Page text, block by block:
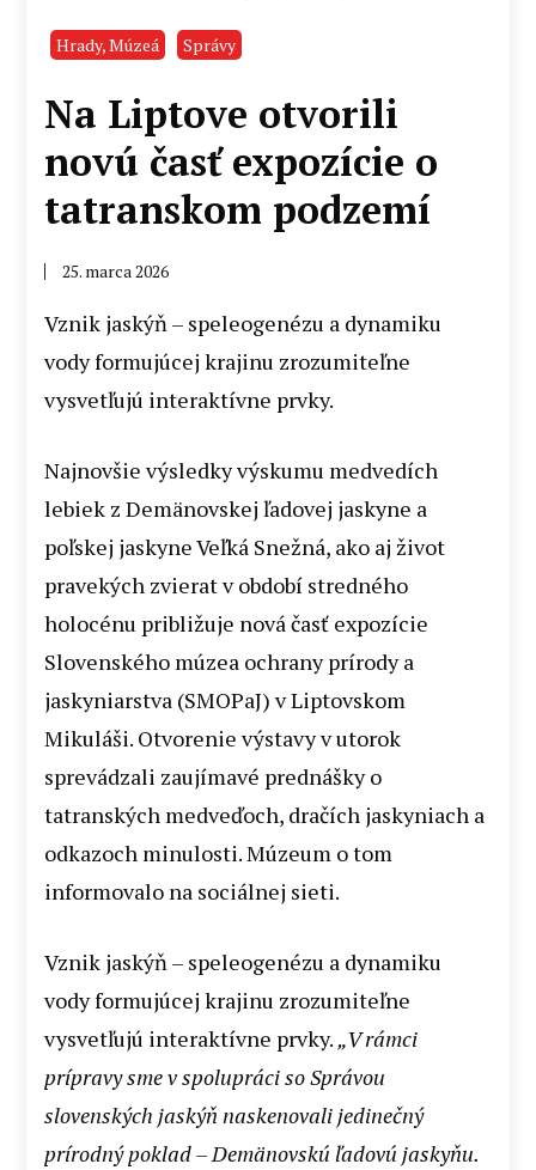
Hrady, Múzeá Správy
Na Liptove otvorili
novú časť expozície o
tatranskom podzemí
25. marca 2026
Vznik jaskýň – speleogenézu a dynamiku
vody formujúcej krajinu zrozumiteľne
vysvetľujú interaktívne prvky.
Najnovšie výsledky výskumu medvedích
lebiek z Demänovskej ľadovej jaskyne a
poľskej jaskyne Veľká Snežná, ako aj život
pravekých zvierat v období stredného
holocénu približuje nová časť expozície
Slovenského múzea ochrany prírody a
jaskyniarstva (SMOPaJ) v Liptovskom
Mikuláši. Otvorenie výstavy v utorok
sprevádzali zaujímavé prednášky o
tatranských medveďoch, dračích jaskyniach a
odkazoch minulosti. Múzeum o tom
informovalo na sociálnej sieti.
Vznik jaskýň – speleogenézu a dynamiku
vody formujúcej krajinu zrozumiteľne
vysvetľujú interaktívne prvky.„V rámci
prípravy sme v spolupráci so Správou
slovenských jaskýň naskenovali jedinečný
prírodný poklad – Demänovskú ľadovú jaskyňu.